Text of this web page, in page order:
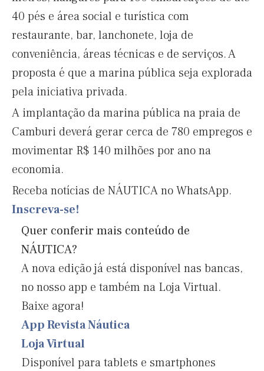
40 pés e área social e turística com
restaurante, bar, lanchonete, loja de
conveniência, áreas técnicas e de serviços. A
proposta é que a marina pública seja explorada
pela iniciativa privada.
A implantação da marina pública na praia de
Camburi deverá gerar cerca de 780 empregos e
movimentar R$ 140 milhões por ano na
economia.
Receba notícias de NÁUTICA no WhatsApp.
Inscreva-se!
Quer conferir mais conteúdo de
NÁUTICA?
A nova edição já está disponível nas bancas,
no nosso app e também na Loja Virtual.
Baixe agora!
App Revista Náutica
Loja Virtual
Disponível para tablets e smartphones